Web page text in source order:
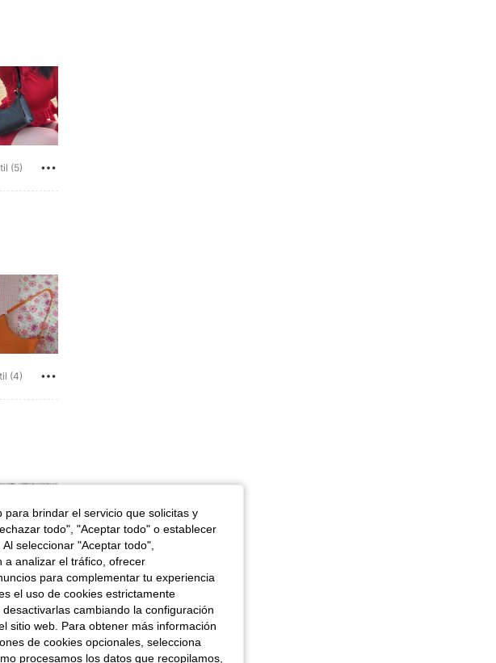
(5)
(4)
(2)
brindar el servicio que solicitas y
todo", "Aceptar todo" o establecer
seleccionar "Aceptar todo",
a analizar el tráfico, ofrecer
para complementar tu experiencia
el uso de cookies estrictamente
cambiando la configuración
sitio web. Para obtener más información
de cookies opcionales, selecciona
procesamos los datos que recopilamos,